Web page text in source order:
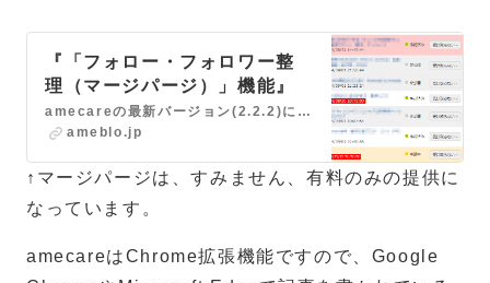
『「フォロー・フォロワー整
理（マージパージ）」機能』
amecareの最新バージョン(2.2.2)に搭載したの「フォロー・フォロワー整理（マージパージ）」機能について紹介させて下さい。 この機能は、アメブロのフォ…
ameblo.jp
↑マージパージは、すみません、有料のみの提供に
なっています。
amecareはChrome拡張機能ですので、Google